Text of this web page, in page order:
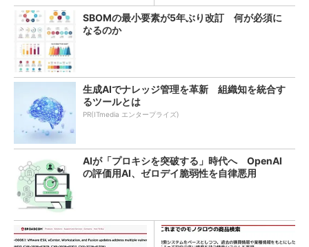
SBOMの最小要素が5年ぶり改訂 何が必須に
なるのか
生成AIでナレッジ管理を革新 組織知を統合す
るツールとは
PR(ITmedia エンタープライズ)
AIが「プロキシを突破する」時代へ OpenAI
の評価用AI、ゼロデイ脆弱性を自律悪用